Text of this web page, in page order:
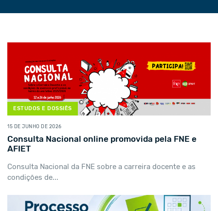
ESTUDOS E DOSSIÊS
15 DE JUNHO DE 2026
Consulta Nacional online promovida pela FNE e
AFIET
Consulta Nacional da FNE sobre a carreira docente e as
condições de...